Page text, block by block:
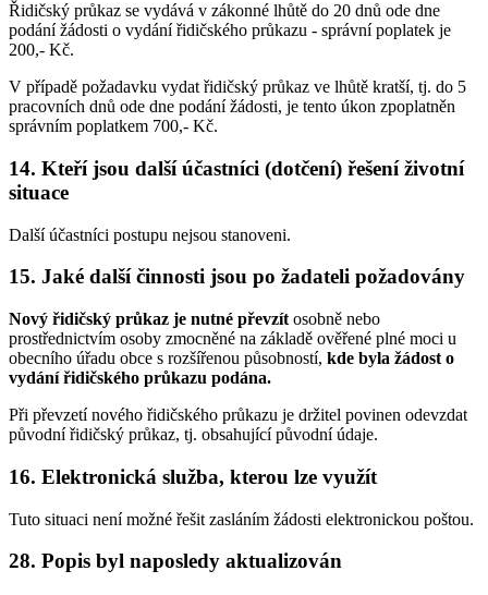
Řidičský průkaz se vydává v zákonné lhůtě do 20 dnů ode dne
podání žádosti o vydání řidičského průkazu - správní poplatek je
200,- Kč.
V případě požadavku vydat řidičský průkaz ve lhůtě kratší, tj. do 5
pracovních dnů ode dne podání žádosti, je tento úkon zpoplatněn
správním poplatkem 700,- Kč.
14. Kteří jsou další účastníci (dotčení) řešení životní
situace
Další účastníci postupu nejsou stanoveni.
15. Jaké další činnosti jsou po žadateli požadovány
Nový řidičský průkaz je nutné převzít osobně nebo
prostřednictvím osoby zmocněné na základě ověřené plné moci u
obecního úřadu obce s rozšířenou působností, kde byla žádost o
vydání řidičského průkazu podána.
Při převzetí nového řidičského průkazu je držitel povinen odevzdat
původní řidičský průkaz, tj. obsahující původní údaje.
16. Elektronická služba, kterou lze využít
Tuto situaci není možné řešit zasláním žádosti elektronickou poštou.
28. Popis byl naposledy aktualizován